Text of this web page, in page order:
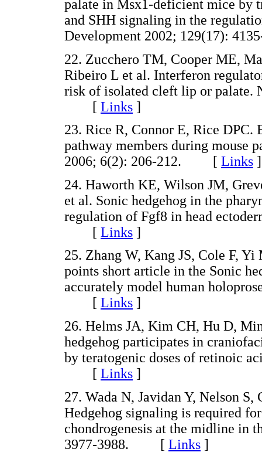
palate in Msx1-deficient mice by
and SHH signaling in the
Development 2002; 129(17):
22. Zucchero TM, Cooper ME,
Ribeiro L et al. Interferon
risk of isolated cleft lip or palate.
[ Links ]
23. Rice R, Connor E, Rice DPC.
pathway members during mouse
2006; 6(2): 206-212. [ Links ]
24. Haworth KE, Wilson JM,
et al. Sonic hedgehog in the
regulation of Fgf8 in head
[ Links ]
25. Zhang W, Kang JS, Cole F,
points short article in the Sonic
accurately model human
[ Links ]
26. Helms JA, Kim CH, Hu D,
hedgehog participates in
by teratogenic doses of retinoic
[ Links ]
27. Wada N, Javidan Y, Nelson
Hedgehog signaling is required
chondrogenesis at the midline in
3977-3988. [ Links ]